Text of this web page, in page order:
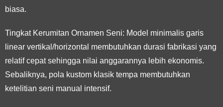
biasa.
Tingkat Kerumitan Ornamen Seni: Model minimalis garis
linear vertikal/horizontal membutuhkan durasi fabrikasi yang
relatif cepat sehingga nilai anggarannya lebih ekonomis.
Sebaliknya, pola kustom klasik tempa membutuhkan
ketelitian seni manual intensif.